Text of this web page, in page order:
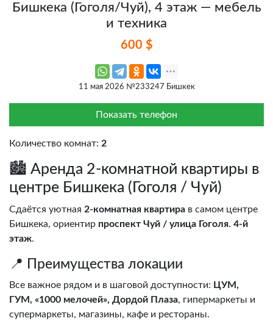
Бишкека (Гоголя/Чуй), 4 этаж — мебель
и техника
600 $
11 мая 2026 №233247 Бишкек
Показать телефон
Количество комнат: 2
🏙️ Аренда 2-комнатной квартиры в
центре Бишкека (Гоголя / Чуй)
Сдаётся уютная 2-комнатная квартира в самом центре
Бишкека, ориентир проспект Чуй / улица Гоголя. 4-й
этаж.
📍 Преимущества локации
Все важное рядом и в шаговой доступности: ЦУМ,
ГУМ, «1000 мелочей», Дордой Плаза, гипермаркеты и
супермаркеты, магазины, кафе и рестораны.